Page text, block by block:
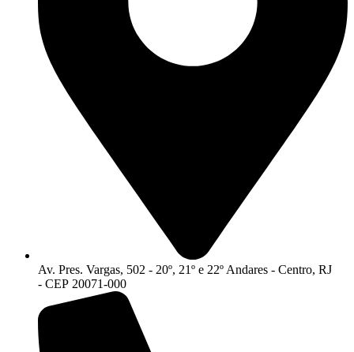
Av. Pres. Vargas, 502 - 20º, 21º e 22º Andares - Centro, RJ
- CEP 20071-000